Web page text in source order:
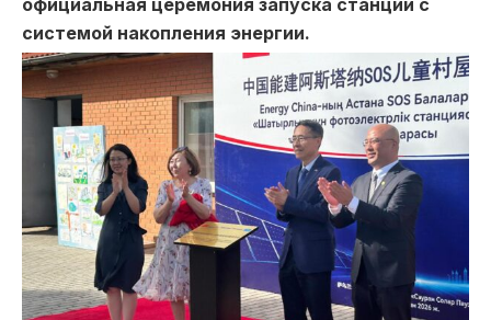
системой накопления энергии.